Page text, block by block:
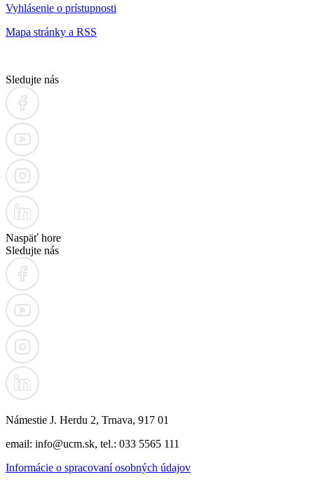
Vyhlásenie o prístupnosti
Mapa stránky a RSS
Sledujte nás
Naspäť hore
Sledujte nás
Námestie J. Herdu 2, Trnava, 917 01
email: info@ucm.sk, tel.: 033 5565 111
Informácie o spracovaní osobných údajov